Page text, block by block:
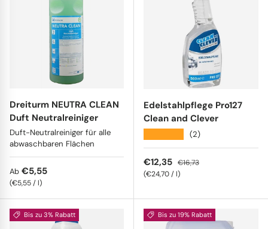
Dreiturm NEUTRA CLEAN
Duft Neutralreiniger
Duft-Neutralreiniger für alle
abwaschbaren Flächen
Normaler Preis
Ab €5,55
Grundpreis
€5,55/l
Edelstahlpflege Pro127
Clean and Clever
(2)
Verkaufspreis
€12,35 Normaler Preis
€16,73
Grundpreis
€24,70/l
Bis zu 3% Rabatt Bis zu 19% Rabatt